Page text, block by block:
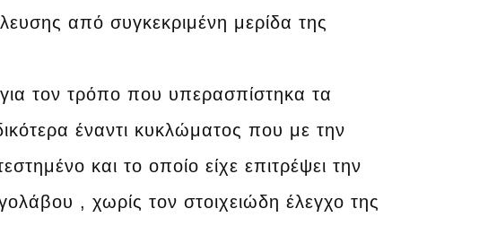
από συγκεκριμένη μερίδα της
τον τρόπο που υπερασπίστηκα τα
έναντι κυκλώματος που με την
και το οποίο είχε επιτρέψει την
, χωρίς τον στοιχειώδη έλεγχο της